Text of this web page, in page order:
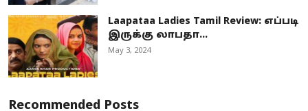
Laapataa Ladies Tamil Review: எப்படி
இருக்கு லாபதா...
May 3, 2024
Recommended Posts